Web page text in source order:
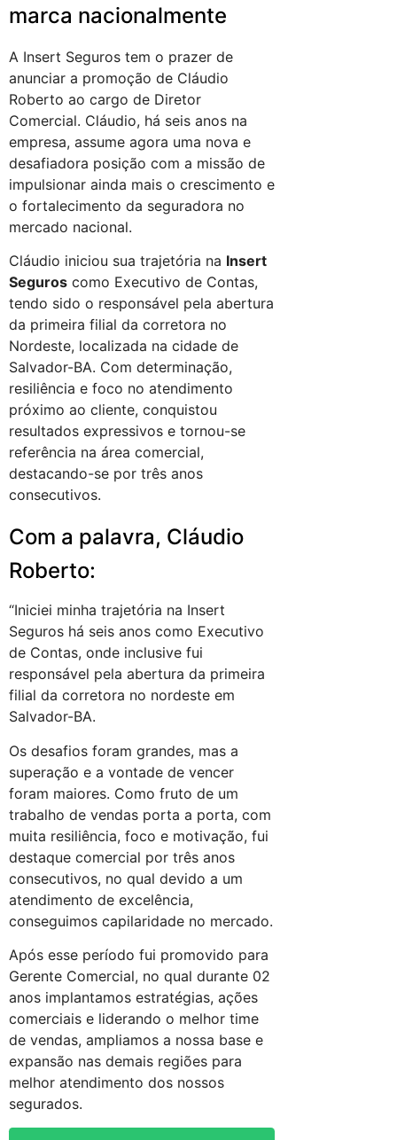
marca nacionalmente
A Insert Seguros tem o prazer de
anunciar a promoção de Cláudio
Roberto ao cargo de Diretor
Comercial. Cláudio, há seis anos na
empresa, assume agora uma nova e
desafiadora posição com a missão de
impulsionar ainda mais o crescimento e
o fortalecimento da seguradora no
mercado nacional.
Cláudio iniciou sua trajetória na Insert
Seguros como Executivo de Contas,
tendo sido o responsável pela abertura
da primeira filial da corretora no
Nordeste, localizada na cidade de
Salvador-BA. Com determinação,
resiliência e foco no atendimento
próximo ao cliente, conquistou
resultados expressivos e tornou-se
referência na área comercial,
destacando-se por três anos
consecutivos.
Com a palavra, Cláudio
Roberto:
“Iniciei minha trajetória na Insert
Seguros há seis anos como Executivo
de Contas, onde inclusive fui
responsável pela abertura da primeira
filial da corretora no nordeste em
Salvador-BA.
Os desafios foram grandes, mas a
superação e a vontade de vencer
foram maiores. Como fruto de um
trabalho de vendas porta a porta, com
muita resiliência, foco e motivação, fui
destaque comercial por três anos
consecutivos, no qual devido a um
atendimento de excelência,
conseguimos capilaridade no mercado.
Após esse período fui promovido para
Gerente Comercial, no qual durante 02
anos implantamos estratégias, ações
comerciais e liderando o melhor time
de vendas, ampliamos a nossa base e
expansão nas demais regiões para
melhor atendimento dos nossos
segurados.